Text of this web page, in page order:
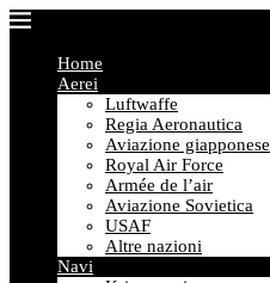
Home
Aerei
Luftwaffe
Regia Aeronautica
Aviazione giapponese
Royal Air Force
Armée de l’air
Aviazione Sovietica
USAF
Altre nazioni
Navi